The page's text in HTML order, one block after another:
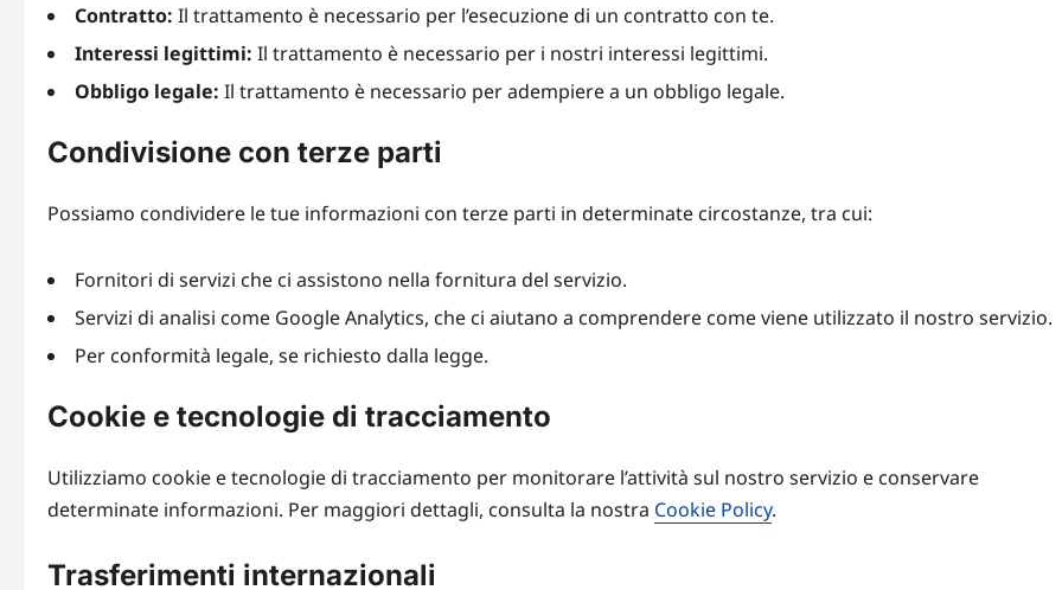
Contratto: Il trattamento è necessario per l’esecuzione di un contratto con te.
Interessi legittimi: Il trattamento è necessario per i nostri interessi legittimi.
Obbligo legale: Il trattamento è necessario per adempiere a un obbligo legale.
Condivisione con terze parti
Possiamo condividere le tue informazioni con terze parti in determinate circostanze, tra cui:
Fornitori di servizi che ci assistono nella fornitura del servizio.
Servizi di analisi come Google Analytics, che ci aiutano a comprendere come viene utilizzato il nostro servizio.
Per conformità legale, se richiesto dalla legge.
Cookie e tecnologie di tracciamento
Utilizziamo cookie e tecnologie di tracciamento per monitorare l’attività sul nostro servizio e conservare
determinate informazioni. Per maggiori dettagli, consulta la nostra Cookie Policy.
Trasferimenti internazionali